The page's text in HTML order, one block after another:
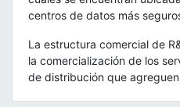
centros de datos más
La estructura comercial de
la comercialización de los
de distribución que